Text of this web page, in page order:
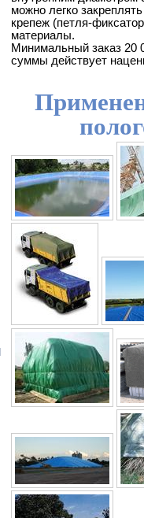
можно легко
крепеж (петля-
материалы.
Минимальный заказ 20
суммы действует